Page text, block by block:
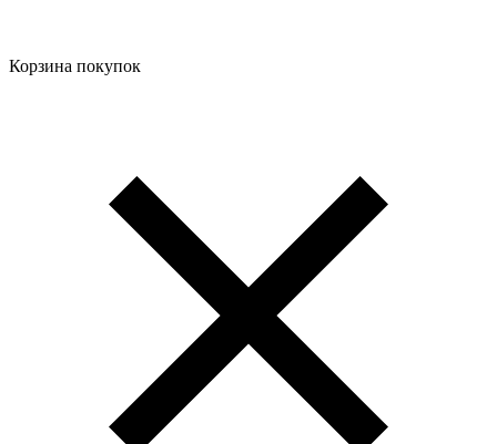
Корзина покупок